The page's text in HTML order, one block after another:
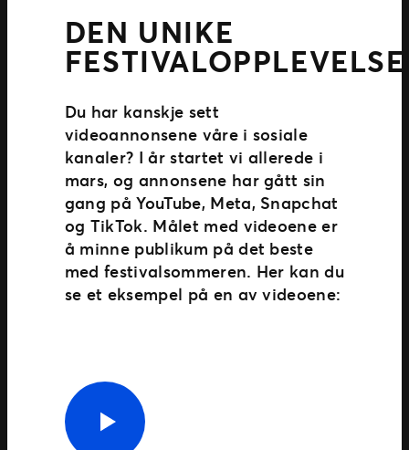
DEN UNIKE
Du har kanskje sett
videoannonsene våre i sosiale
kanaler? I år startet vi allerede i
mars, og annonsene har gått sin
gang på YouTube, Meta, Snapchat
og TikTok. Målet med videoene er
å minne publikum på det beste
med festivalsommeren. Her kan du
se et eksempel på en av videoene: